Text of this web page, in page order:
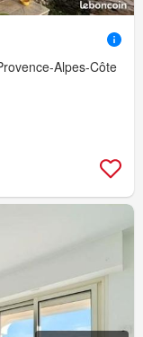
Alpes-Côte